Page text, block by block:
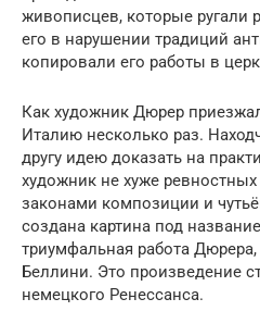
живописцев, которые ругали
его в нарушении традиций
копировали его работы в
Как художник Дюрер
Италию несколько раз.
другу идею доказать на
художник не хуже
законами композиции и
создана картина под
триумфальная работа
Беллини. Это произведение
немецкого Ренессанса.